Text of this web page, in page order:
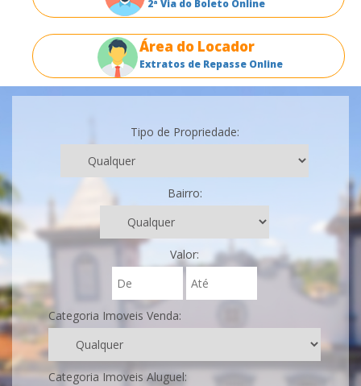
2ª Via do Boleto Online
Área do Locador
Extratos de Repasse Online
Tipo de Propriedade:
Bairro:
Valor:
Categoria Imoveis Venda:
Categoria Imoveis Aluguel: